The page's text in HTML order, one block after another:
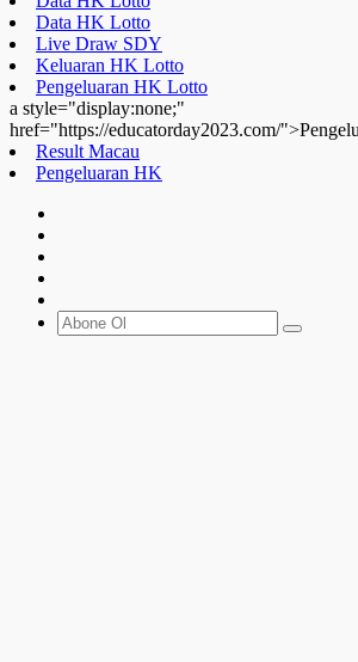
Data HK Lotto
Live Draw SDY
Keluaran HK Lotto
Pengeluaran HK Lotto
a style="display:none;"
href="https://educatorday2023.com/
Result Macau
Pengeluaran HK